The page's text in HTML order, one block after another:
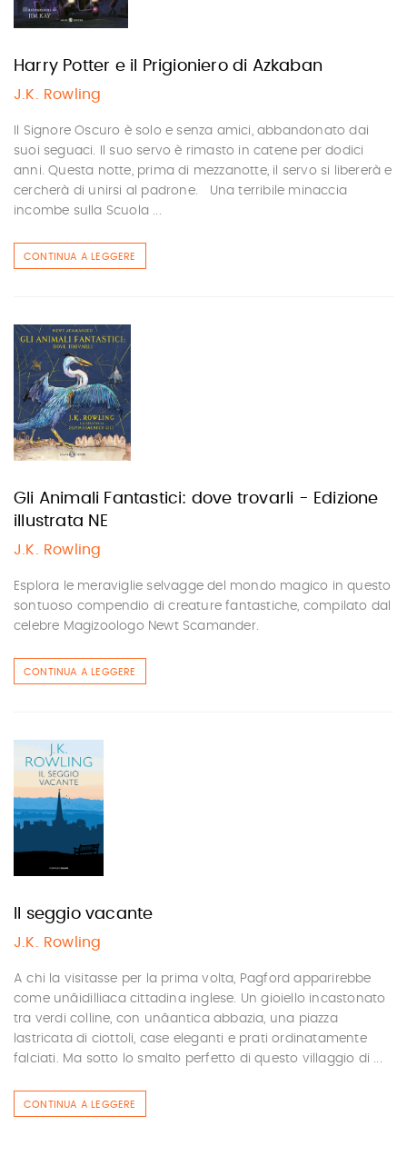
Harry Potter e il Prigioniero di Azkaban
J.K. Rowling
Il Signore Oscuro è solo e senza amici, ab­bandonato dai
suoi seguaci. Il suo servo è rimasto in catene per dodici
anni. Questa notte, prima di mezzanot­te, il servo si libererà e
cercherà di unirsi al padrone. Una terribile minaccia
incombe sulla Scuola ...
CONTINUA A LEGGERE
Gli Animali Fantastici: dove trovarli - Edizione
illustrata NE
J.K. Rowling
Esplora le meraviglie selvagge del mondo magico in questo
sontuoso compendio di creature fantastiche, compilato dal
celebre Magizoologo Newt Scamander.
CONTINUA A LEGGERE
Il seggio vacante
J.K. Rowling
A chi la visitasse per la prima volta, Pagford apparirebbe
come unâidilliaca cittadina inglese. Un gioiello incastonato
tra verdi colline, con unâantica abbazia, una piazza
lastricata di ciottoli, case eleganti e prati ordinatamente
falciati. Ma sotto lo smalto perfetto di questo villaggio di ...
CONTINUA A LEGGERE